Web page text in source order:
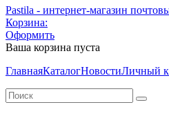
Pastila - интернет-магазин
Корзина:
Оформить
Ваша корзина пуста
ГлавнаяКаталогНовостиЛичный